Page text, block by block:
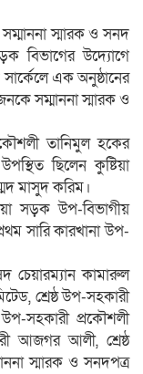
সম্মাননা স্মারক ও সনদ
বিভাগের উদ্যোগে
এক অনুষ্ঠানের
সম্মাননা স্মারক ও
তানিমুল হকের
ছিলেন কুষ্টিয়া
মাসুদ করিম।
সড়ক উপ-বিভাগীয়
সারি কারখানা উপ-
চেয়ারম্যান কামারুল
শ্রেষ্ঠ উপ-সহকারী
সহকারী প্রকৌশলী
আজগর আলী, শ্রেষ্ঠ
স্মারক ও সনদপত্র